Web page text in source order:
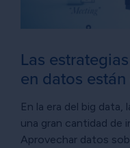
Las
en datos
En la era del big data,
una gran cantidad de
Aprovechar datos